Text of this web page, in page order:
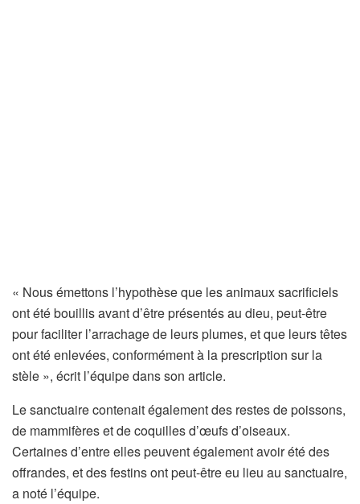
« Nous émettons l’hypothèse que les animaux sacrificiels
ont été bouillis avant d’être présentés au dieu, peut-être
pour faciliter l’arrachage de leurs plumes, et que leurs têtes
ont été enlevées, conformément à la prescription sur la
stèle », écrit l’équipe dans son article.
Le sanctuaire contenait également des restes de poissons,
de mammifères et de coquilles d’œufs d’oiseaux.
Certaines d’entre elles peuvent également avoir été des
offrandes, et des festins ont peut-être eu lieu au sanctuaire,
a noté l’équipe.